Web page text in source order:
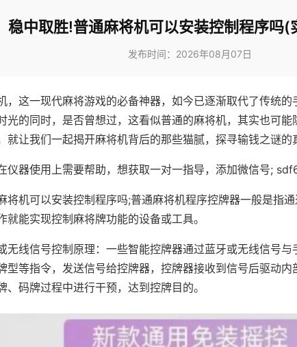
稳中取胜!普通麻将机可以安装控制程序吗(
发布时间：2026年08月07日
，这一现代麻将游戏的必备神器，如今已逐渐取代了传统
光的同时，是否曾想过，这看似普通的麻将机，其实也可
就让我们一起揭开麻将机背后的那些猫腻，探寻输钱之谜的
仪器使用上需要帮助，想获取一对一指导，添加微信号;
将机可以安装控制程序吗;普通麻将机程序控牌器一般是指
就能实现控制麻将牌功能的设备或工具。
无线信号控制原理：一些智能控牌器通过蓝牙或无线信号
型等指令，发送信号给控牌器，控牌器接收到信号后驱动
、码牌过程中进行干预，达到控牌目的。